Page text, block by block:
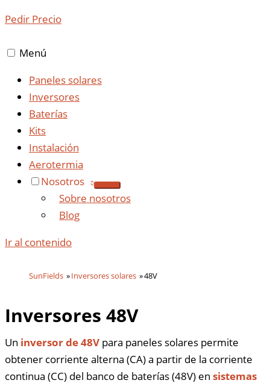
Pedir Precio
Menú
Paneles solares
Inversores
Baterías
Kits
Instalación
Aerotermia
Nosotros
Sobre nosotros
Blog
Ir al contenido
SunFields Inversores solares 48V
Inversores 48V
Un inversor de 48V para paneles solares permite
obtener corriente alterna (CA) a partir de la corriente
continua (CC) del banco de baterías (48V) en sistemas